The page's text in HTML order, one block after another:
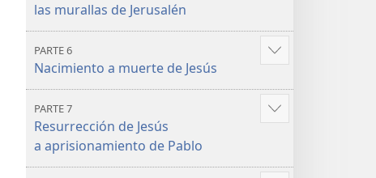
las murallas de Jerusalén
PARTE 6
Nacimiento a muerte de Jesús
Mostrar
PARTE 7
Resurrección de Jesús
a aprisionamiento de Pablo
Mostrar